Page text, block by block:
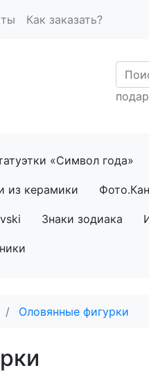
Как заказать?
«Символ года»
из керамики
Знаки зодиака
Оловянные фигурки